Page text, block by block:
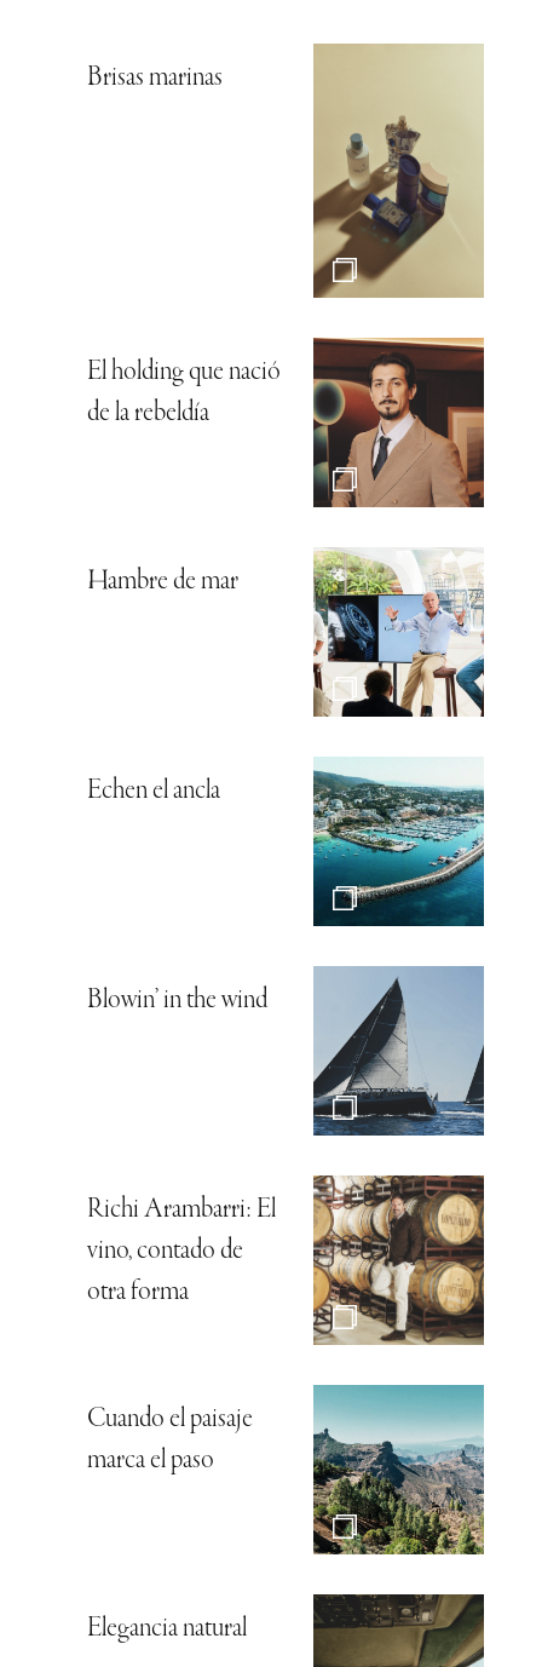
Brisas marinas
El holding que nació
de la rebeldía
Hambre de mar
Echen el ancla
Blowin’ in the wind
Richi Arambarri: El
vino, contado de
otra forma
Cuando el paisaje
marca el paso
Elegancia natural